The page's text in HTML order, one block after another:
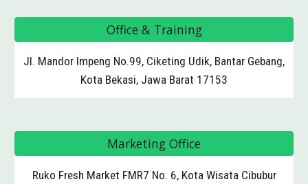
Office & Training
Jl. Mandor Impeng No.99, Ciketing Udik, Bantar Gebang,
Kota Bekasi, Jawa Barat 17153
Marketing Office
Ruko Fresh Market FMR7 No. 6, Kota Wisata Cibubur